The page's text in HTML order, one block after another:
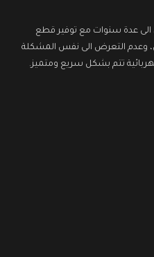
الى عدة سنوات مع توفير قطع
وعدم التعرض الى نفس المشكلة
تتم بشكل سريع ومتميز.